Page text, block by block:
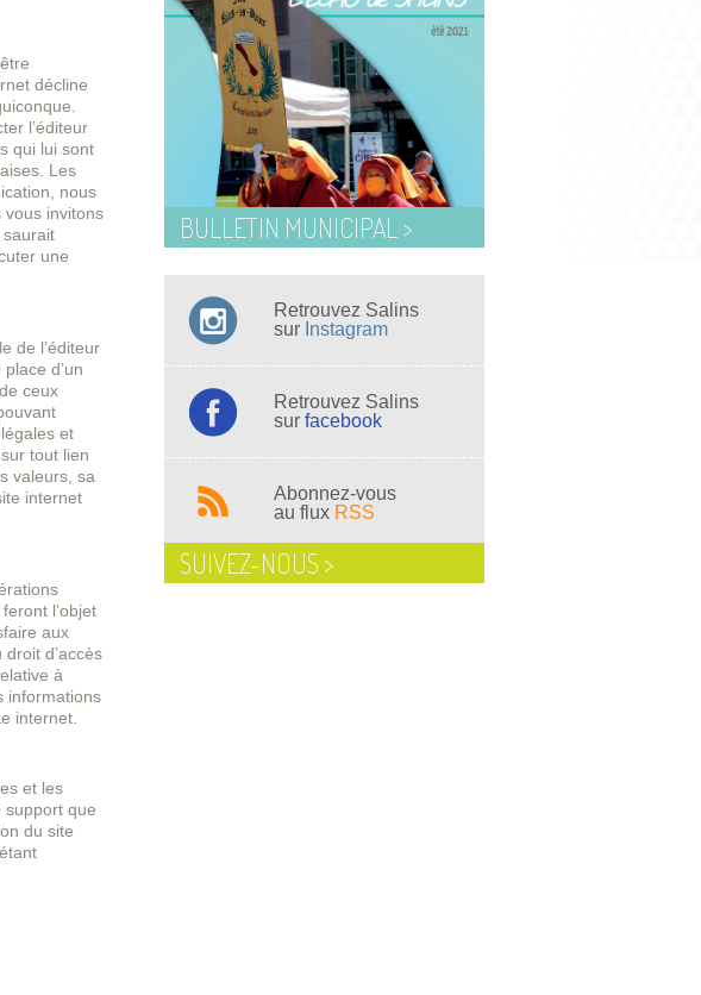
décline
l’éditeur
qui lui sont
Les
nous
vous invitons
saurait
une
de l’éditeur
d’un
ceux
et
tout lien
valeurs, sa
internet
l’objet
aux
d’accès
à
informations
internet.
et les
support que
du site
BULLETIN MUNICIPAL >
SUIVEZ-NOUS >
Retrouvez Salins
sur Instagram
Retrouvez Salins
sur facebook
Abonnez-vous
au flux RSS